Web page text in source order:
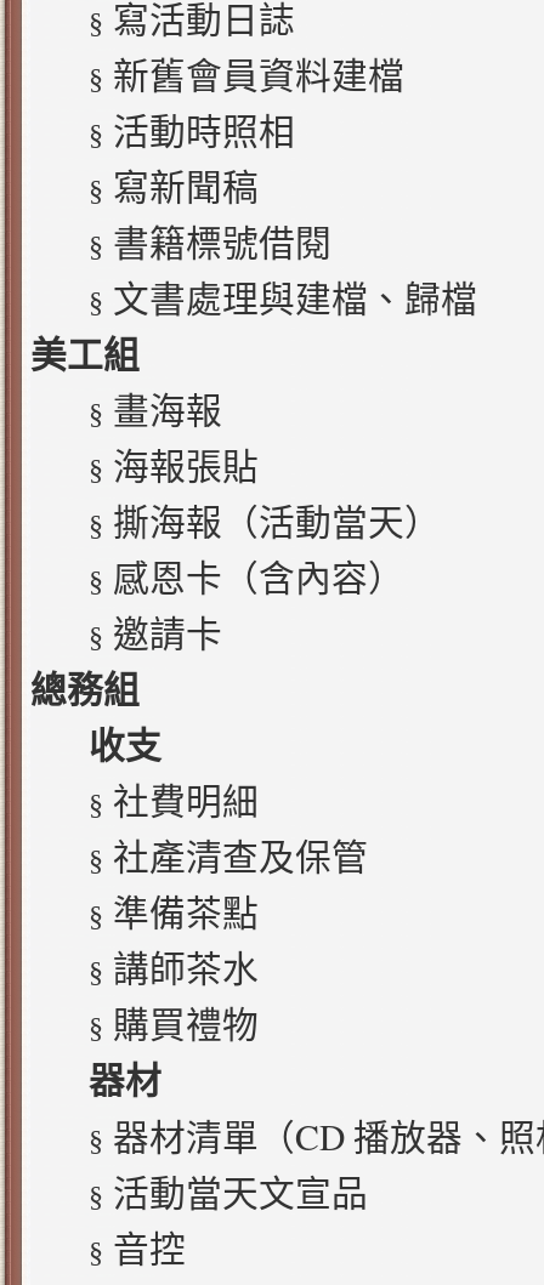
§ 寫活動日誌
§ 新舊會員資料建檔
§ 活動時照相
§ 寫新聞稿
§ 書籍標號借閱
§ 文書處理與建檔、歸檔
美工組
§ 畫海報
§ 海報張貼
§ 撕海報（活動當天）
§ 感恩卡（含內容）
§ 邀請卡
總務組
收支
§ 社費明細
§ 社產清查及保管
§ 準備茶點
§ 講師茶水
§ 購買禮物
器材
§ 器材清單（CD 播放器、
§ 活動當天文宣品
§ 音控